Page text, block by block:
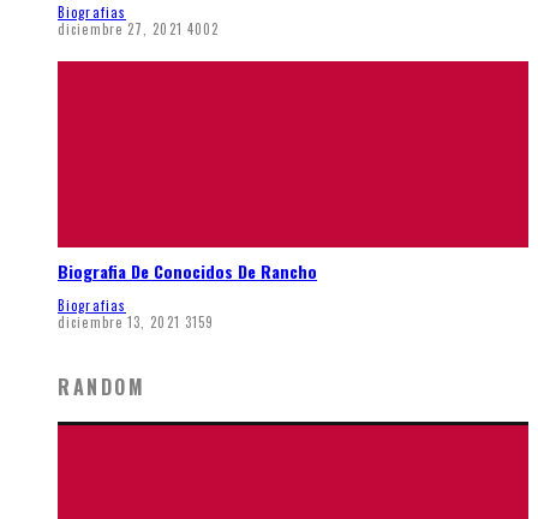
Biografias
diciembre 27, 2021 4002
Biografia De Conocidos De Rancho
Biografias
diciembre 13, 2021 3159
RANDOM